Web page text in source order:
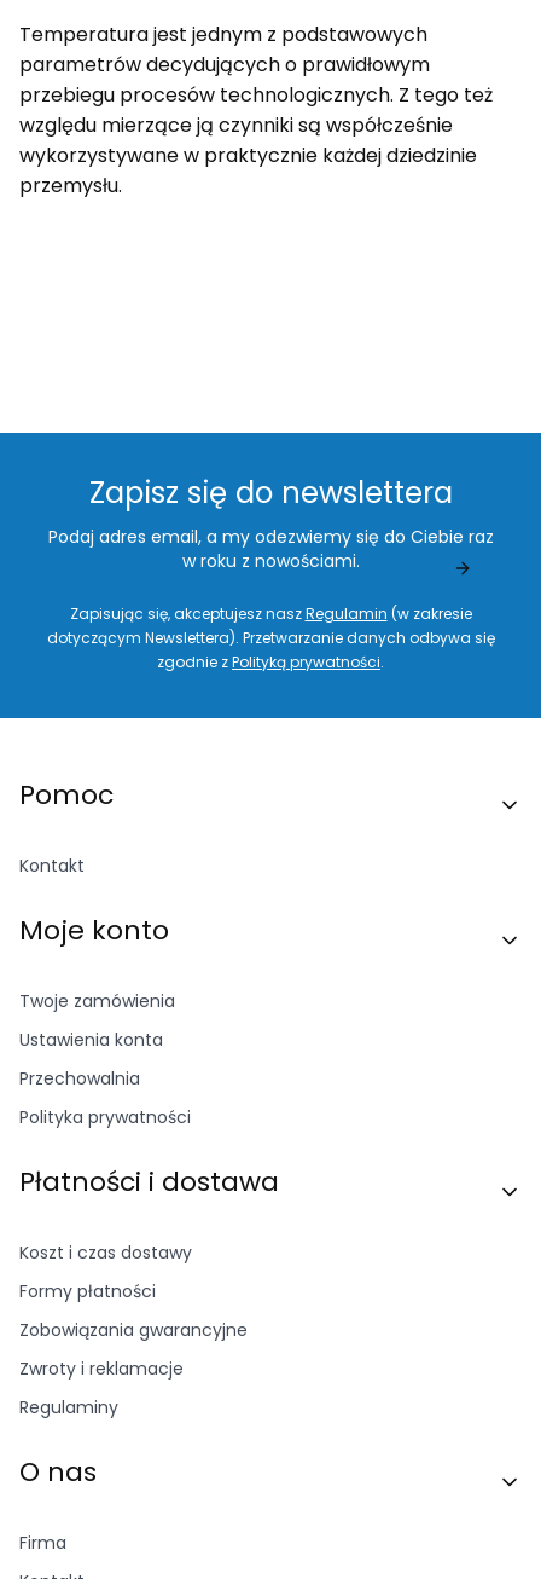
Temperatura jest jednym z podstawowych
parametrów decydujących o prawidłowym
przebiegu procesów technologicznych. Z tego też
względu mierzące ją czynniki są współcześnie
wykorzystywane w praktycznie każdej dziedzinie
przemysłu.
Zapisz się do newslettera
Podaj adres email, a my odezwiemy się do Ciebie raz
w roku z nowościami.
Zapisując się, akceptujesz naszRegulamin (w zakresie
dotyczącym Newslettera). Przetwarzanie danych odbywa się
zgodnie zPolityką prywatności.
Linki w stopce
Pomoc
Kontakt
Moje konto
Twoje zamówienia
Ustawienia konta
Przechowalnia
Polityka prywatności
Płatności i dostawa
Koszt i czas dostawy
Formy płatności
Zobowiązania gwarancyjne
Zwroty i reklamacje
Regulaminy
O nas
Firma